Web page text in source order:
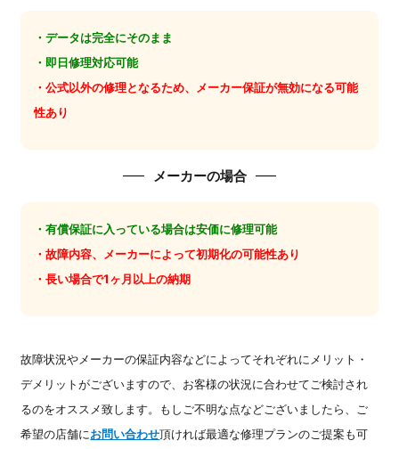
・データは完全にそのまま
・即日修理対応可能
・公式以外の修理となるため、メーカー保証が無効になる可能
性あり
メーカーの場合
・有償保証に入っている場合は安価に修理可能
・故障内容、メーカーによって初期化の可能性あり
・長い場合で1ヶ月以上の納期
故障状況やメーカーの保証内容などによってそれぞれにメリット・
デメリットがございますので、お客様の状況に合わせてご検討され
るのをオススメ致します。もしご不明な点などございましたら、ご
希望の店舗にお問い合わせ頂ければ最適な修理プランのご提案も可